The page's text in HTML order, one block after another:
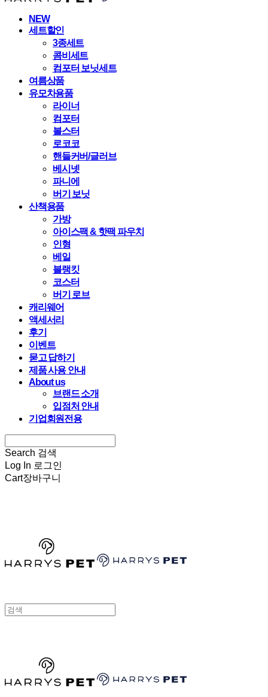
NEW
세트할인
3종세트
콤비세트
컴포터 보닛세트
여름상품
유모차용품
라이너
컴포터
볼스터
로코코
핸들커버/글러브
베시넷
파니에
버기 보닛
산책용품
가방
아이스팩 & 핫팩 파우치
인형
베일
블랭킷
코스터
버기 로브
캐리웨어
액세서리
후기
이벤트
묻고 답하기
제품 사용 안내
About us
브랜드 소개
입점처 안내
기업회원전용
Search 검색
Log In 로그인
Cart장바구니